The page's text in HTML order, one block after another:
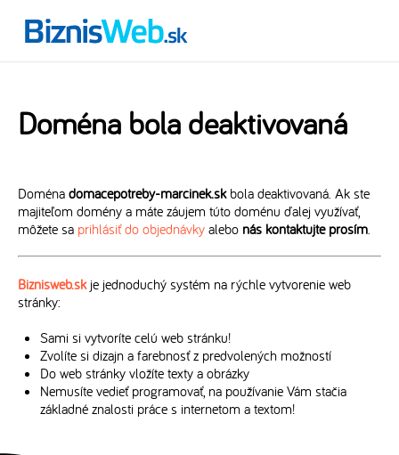
Doména bola deaktivovaná
Doména domacepotreby-marcinek.skbola deaktivovaná. Ak ste
majiteľom domény a máte záujem túto doménu ďalej využívať,
môžete sa prihlásiť do objednávky alebo nás kontaktujte prosím.
Biznisweb.skje jednoduchý systém na rýchle vytvorenie web
stránky:
Sami si vytvoríte celú web stránku!
Zvolíte si dizajn a farebnosť z predvolených možností
Do web stránky vložíte texty a obrázky
Nemusíte vedieť programovať, na používanie Vám stačia
základné znalosti práce s internetom a textom!